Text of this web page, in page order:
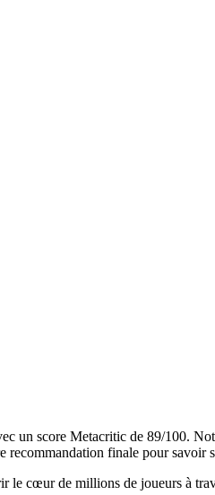
un score Metacritic de 89/100.
recommandation finale pour savoir
le cœur de millions de joueurs à